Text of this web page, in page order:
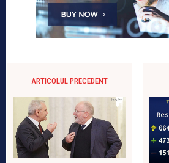
ARTICOLUL PRECEDENT